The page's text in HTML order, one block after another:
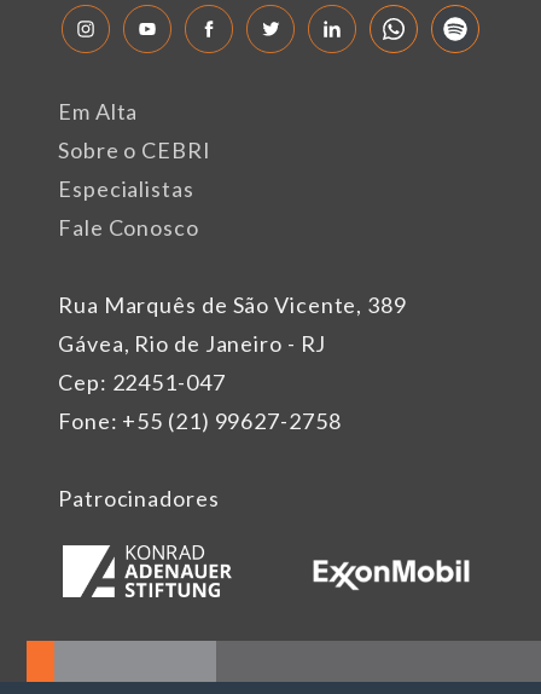
Rua Marquês de São Vicente, 389
Gávea, Rio de Janeiro - RJ
Cep: 22451-047
Fone: +55 (21) 99627-2758
Em Alta
Sobre o CEBRI
Especialistas
Fale Conosco
Patrocinadores